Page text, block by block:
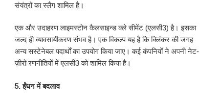
संयंत्रों का स्लैग शामिल है।
एक और उदाहरण लाइमस्टोन कैलसाइन्ड क्ले सीमेंट (एलसी3) है। इसका
जल्द ही व्यावसायीकरण संभव है। एक विकल्प यह है कि क्लिंकर की जगह
अन्य सस्टेनेबल पदार्थों का उपयोग किया जाए। कई कंपनियों ने अपनी नेट-
ज़ीरो रणनीतियों में एलसी3 को शामिल किया है।
5. ईंधन में बदलाव